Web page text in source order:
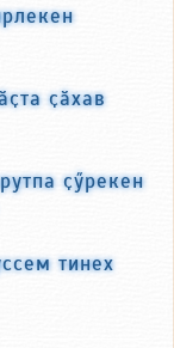
ҫӑхав
ҫӳрекен
тинех